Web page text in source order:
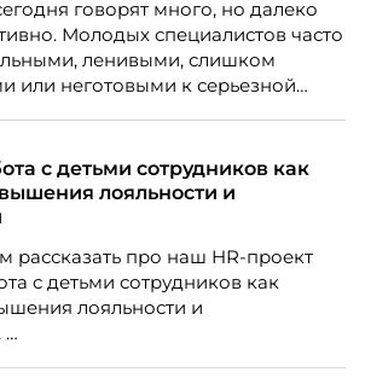
говорят много, но далеко
Молодых специалистов часто
ленивыми, слишком
или неготовыми к серьезной
В этой статье Марина Ускова,
подбора персонала
разбирает самые
представления мешают
и удерживать сильных
с детьми сотрудников как
лояльности и
рассказать про наш HR-проект
с детьми сотрудников как
лояльности и